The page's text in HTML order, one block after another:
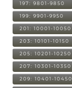
197: 9801-9850
199: 9901-9950
201: 10001-10050
203: 10101-10150
205: 10201-10250
207: 10301-10350
209: 10401-10450